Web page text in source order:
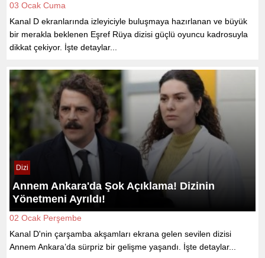
03 Ocak Cuma
Kanal D ekranlarında izleyiciyle buluşmaya hazırlanan ve büyük
bir merakla beklenen Eşref Rüya dizisi güçlü oyuncu kadrosuyla
dikkat çekiyor. İşte detaylar...
Dizi
Annem Ankara'da Şok Açıklama! Dizinin
Yönetmeni Ayrıldı!
02 Ocak Perşembe
Kanal D'nin çarşamba akşamları ekrana gelen sevilen dizisi
Annem Ankara’da sürpriz bir gelişme yaşandı. İşte detaylar...